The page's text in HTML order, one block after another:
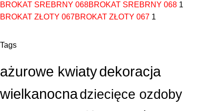
BROKAT SREBRNY 068BROKAT SREBRNY 068 1
BROKAT ZŁOTY 067BROKAT ZŁOTY 067 1
Tags
ażurowe kwiatydekoracja
wielkanocnadziecięce ozdoby